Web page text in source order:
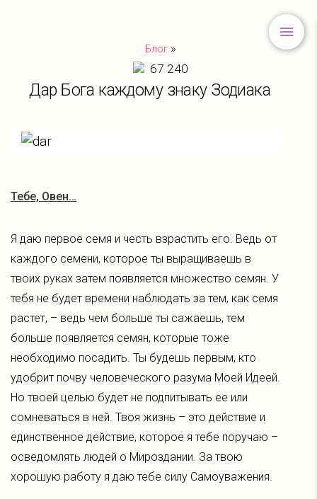
Блог»
67 240
Дар Бога каждому знаку Зодиака
Тебе, Овен…
Я даю первое семя и честь взрастить его. Ведь от
каждого семени, которое ты выращиваешь в
твоих руках затем появляется множество семян. У
тебя не будет времени наблюдать за тем, как семя
растет, – ведь чем больше ты сажаешь, тем
больше появляется семян, которые тоже
необходимо посадить. Ты будешь первым, кто
удобрит почву человеческого разума Моей Идеей.
Но твоей целью будет не подпитывать ее или
сомневаться в ней. Твоя жизнь – это действие и
единственное действие, которое я тебе поручаю –
осведомлять людей о Мироздании. За твою
хорошую работу я даю тебе силу Самоуважения.